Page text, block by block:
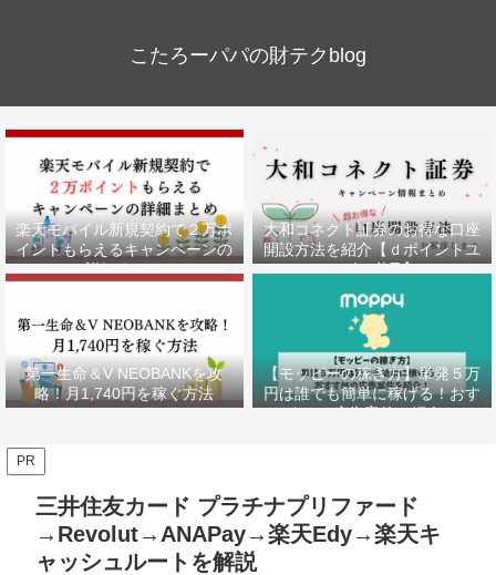
こたろーパパの財テクblog
楽天モバイル新規契約で２万ポ
イントもらえるキャンペーンの
詳細まとめ
大和コネクト証券のお得な口座
開設方法を紹介【ｄポイントユ
ーザー必見】
第一生命＆V NEOBANKを攻
略！月1,740円を稼ぐ方法
【モッピーの稼ぎ方】単発５万
円は誰でも簡単に稼げる！おす
すめの広告案件を紹介！
PR
三井住友カード プラチナプリファード
→Revolut→ANAPay→楽天Edy→楽天キ
ャッシュルートを解説